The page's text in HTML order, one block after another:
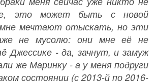
это может быть с новой
мне мечтают отыскать, но эти
не мусолю: они мне её не
Джессике - да, зачнут, и замуж
же Маринку - а у меня подруги
состоянии (с 2013-й по 2016-